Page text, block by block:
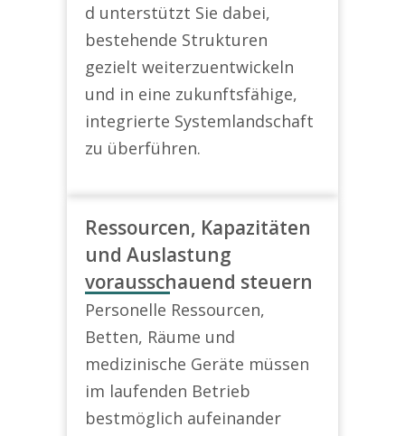
d unterstützt Sie dabei,
bestehende Strukturen
gezielt weiterzuentwickeln
und in eine zukunftsfähige,
integrierte Systemlandschaft
zu überführen.
Ressourcen, Kapazitäten
und Auslastung
vorausschauend steuern
Personelle Ressourcen,
Betten, Räume und
medizinische Geräte müssen
im laufenden Betrieb
bestmöglich aufeinander